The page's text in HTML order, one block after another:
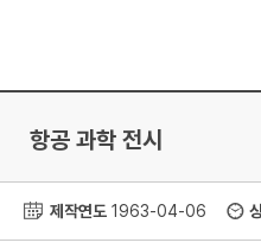
항공 과학 전시
제작연도 1963-04-06